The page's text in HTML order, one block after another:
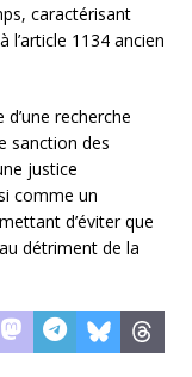
caractérisant
1134 ancien
recherche
sanction des
justice
comme un
d’éviter que
détriment de la